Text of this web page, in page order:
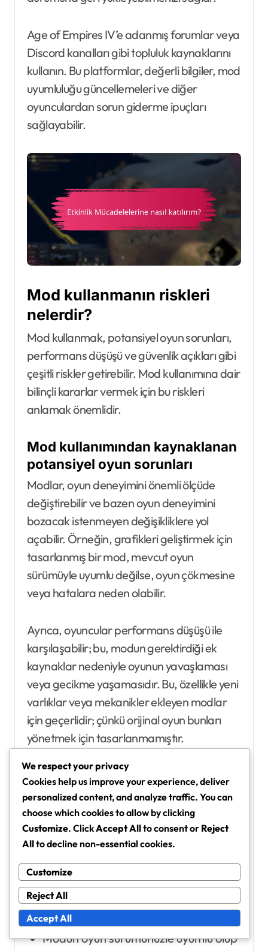
Age of Empires IV’e adanmış forumlar veya
Discord kanalları gibi topluluk kaynaklarını
kullanın. Bu platformlar, değerli bilgiler, mod
uyumluluğu güncellemeleri ve diğer
oyunculardan sorun giderme ipuçları
sağlayabilir.
Mod kullanmanın riskleri
nelerdir?
Mod kullanmak, potansiyel oyun sorunları,
performans düşüşü ve güvenlik açıkları gibi
çeşitli riskler getirebilir. Mod kullanımına dair
bilinçli kararlar vermek için bu riskleri
anlamak önemlidir.
Mod kullanımından kaynaklanan
potansiyel oyun sorunları
Modlar, oyun deneyimini önemli ölçüde
değiştirebilir ve bazen oyun deneyimini
bozacak istenmeyen değişikliklere yol
açabilir. Örneğin, grafikleri geliştirmek için
tasarlanmış bir mod, mevcut oyun
sürümüyle uyumlu değilse, oyun çökmesine
veya hatalara neden olabilir.
Ayrıca, oyuncular performans düşüşü ile
karşılaşabilir; bu, modun gerektirdiği ek
kaynaklar nedeniyle oyunun yavaşlaması
veya gecikme yaşamasıdır. Bu, özellikle yeni
varlıklar veya mekanikler ekleyen modlar
için geçerlidir; çünkü orijinal oyun bunları
yönetmek için tasarlanmamıştır.
Bir diğer yaygın sorun, modların oyun
dengesizliklerine yol açabilmesidir. Örneğin,
oyuncu gücünü artıran bir mod, oyunu çok
kolay hale getirebilir ve birçok oyuncunun
aradığı zorluğu azaltabilir. Modları, oyun
deneyiminize tam olarak entegre etmeden
önce kontrollü bir ortamda test etmek
önemlidir.
Modun oyun sürümünüzle uyumlu olup
We respect your privacy
Cookies help us improve your experience, deliver
personalized content, and analyze traffic. You can
choose which cookies to allow by clicking
Customize. ClickAccept Allto consent or Reject
Allto decline non-essential cookies.
Customize
Reject All
Accept All